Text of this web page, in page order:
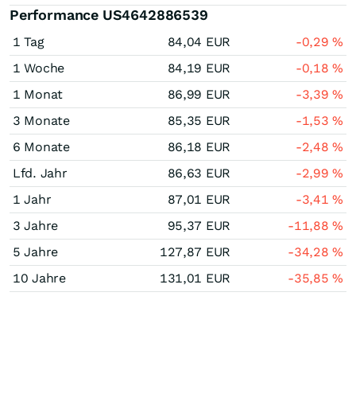
Performance US4642886539
1 Tag 84,04 EUR -0,29%
1 Woche
84,19 EUR -0,18%
1 Monat
86,99 EUR -3,39%
3 Monate
85,35 EUR -1,53%
6 Monate
86,18 EUR -2,48%
Lfd. Jahr
86,63 EUR -2,99%
1 Jahr
87,01 EUR -3,41%
3 Jahre
95,37 EUR -11,88%
5 Jahre
127,87 EUR -34,28%
10 Jahre
131,01 EUR -35,85%